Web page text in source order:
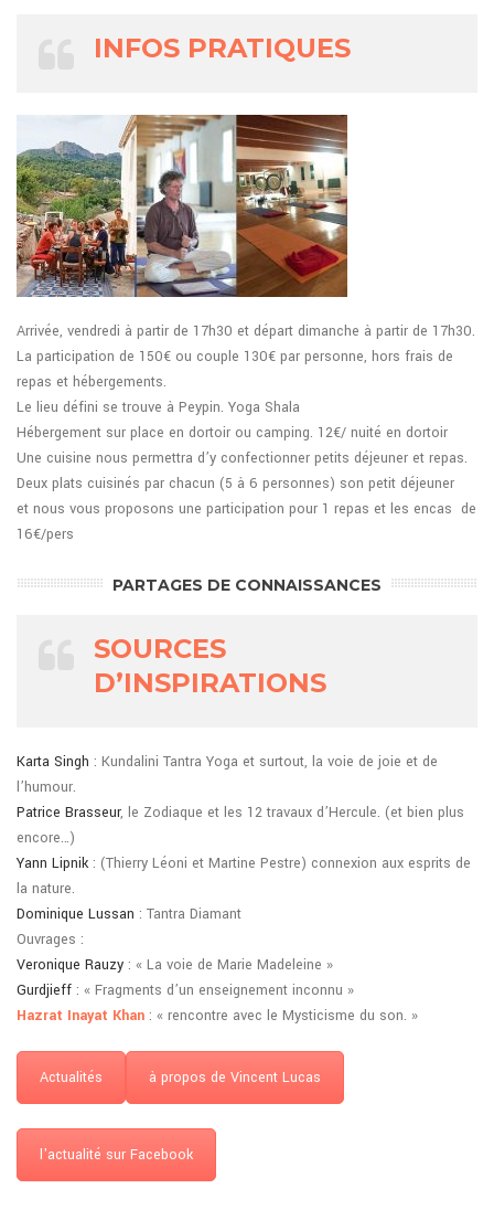
INFOS PRATIQUES
Arrivée, vendredi à partir de 17h30 et départ dimanche à partir de 17h30.
La participation de 150€ ou couple 130€ par personne, hors frais de
repas et hébergements.
Le lieu défini se trouve à Peypin. Yoga Shala
Hébergement sur place en dortoir ou camping. 12€/ nuité en dortoir
Une cuisine nous permettra d’y confectionner petits déjeuner et repas.
Deux plats cuisinés par chacun (5 à 6 personnes) son petit déjeuner
et nous vous proposons une participation pour 1 repas et les encas de
16€/pers
PARTAGES DE CONNAISSANCES
SOURCES
D’INSPIRATIONS
Karta Singh : Kundalini Tantra Yoga et surtout, la voie de joie et de
l’humour.
Patrice Brasseur, le Zodiaque et les 12 travaux d’Hercule. (et bien plus
encore…)
Yann Lipnik : (Thierry Léoni et Martine Pestre) connexion aux esprits de
la nature.
Dominique Lussan : Tantra Diamant
Ouvrages :
Veronique Rauzy : « La voie de Marie Madeleine »
Gurdjieff : « Fragments d’un enseignement inconnu »
Hazrat Inayat Khan : « rencontre avec le Mysticisme du son. »
Actualités à propos de Vincent Lucas
l'actualité sur Facebook